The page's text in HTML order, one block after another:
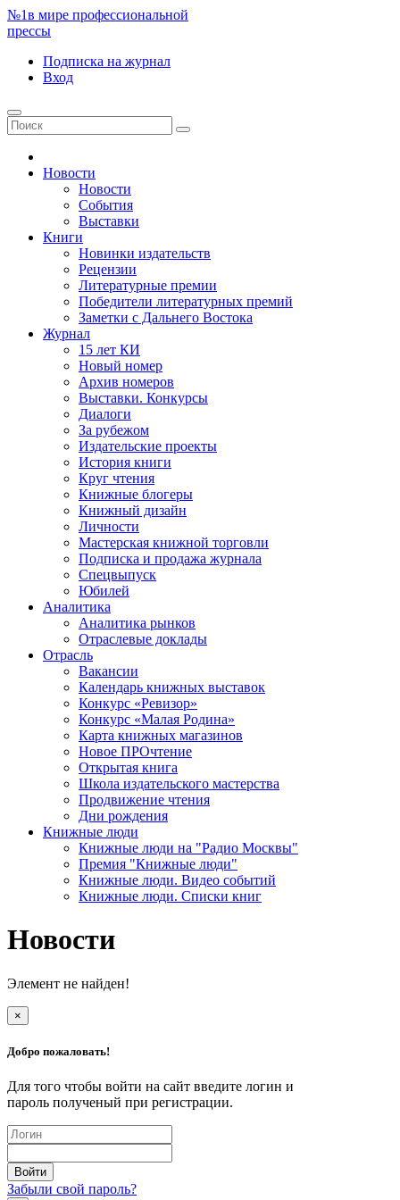
№1в мире профессиональной
прессы
Подписка на журнал
Вход
Новости
Новости
События
Выставки
Книги
Новинки издательств
Рецензии
Литературные премии
Победители литературных премий
Заметки с Дальнего Востока
Журнал
15 лет КИ
Новый номер
Архив номеров
Выставки. Конкурсы
Диалоги
За рубежом
Издательские проекты
История книги
Круг чтения
Книжные блогеры
Книжный дизайн
Личности
Мастерская книжной торговли
Подписка и продажа журнала
Спецвыпуск
Юбилей
Аналитика
Аналитика рынков
Отраслевые доклады
Отрасль
Вакансии
Календарь книжных выставок
Конкурс «Ревизор»
Конкурс «Малая Родина»
Карта книжных магазинов
Новое ПРОчтение
Открытая книга
Школа издательского мастерства
Продвижение чтения
Дни рождения
Книжные люди
Книжные люди на "Радио Москвы"
Премия "Книжные люди"
Книжные люди. Видео событий
Книжные люди. Списки книг
Новости
Элемент не найден!
×
Добро пожаловать!
Для того чтобы войти на сайт введите логин и
пароль полученый при регистрации.
Забыли свой пароль?